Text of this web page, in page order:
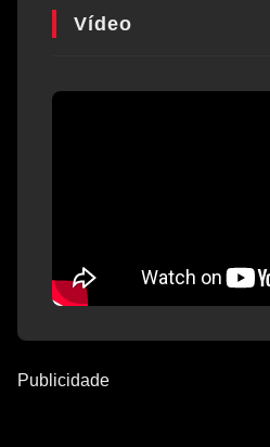
Vídeo
Publicidade